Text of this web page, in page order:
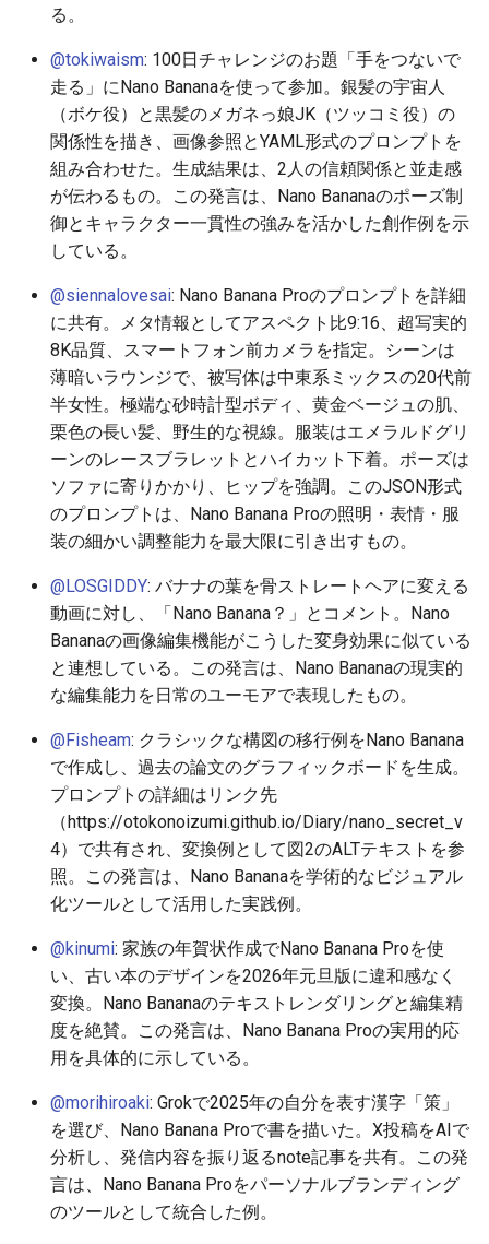
2026-06-11
2026-06-10
2026-06-09
2026-06-08
2026-06-06
2026-06-05
2026-06-04
2026-06-03
2026-06-02
2026-06-01
2026-05-31
2026-05-30
2026-05-29
2026-05-28
2026-05-27
2026-05-25
2026-05-24
2026-05-22
2026-05-21
2025-11-26
2025-11-25
2025-11-24
2025-11-23
2025-11-21
2025-11-20
2025-11-19
2025-11-18
2025-11-17
2025-11-16
2025-11-15
2025-11-14
2025-11-13
2025-11-12
2025-11-11
2025-11-09
2025-11-08
2025-11-06
2025-11-05
2026-06-11
2026-06-10
2026-06-09
2026-06-08
2026-06-06
2026-06-05
2026-06-04
2026-06-03
2026-06-02
2026-06-01
2026-05-31
2026-05-30
2026-05-29
2026-05-28
2026-05-27
2026-05-25
2026-05-24
2026-05-22
2026-05-21
2025-11-26
2025-11-25
2025-11-24
2025-11-23
2025-11-21
2025-11-20
2025-11-19
2025-11-18
2025-11-17
2025-11-16
2025-11-15
2025-11-14
2025-11-13
2025-11-12
2025-11-11
2025-11-09
2025-11-08
2025-11-06
2025-11-05
2026-06-09
2026-06-08
2026-06-07
2026-06-06
2026-06-05
2026-06-03
2026-06-02
2026-06-01
2026-05-31
2026-05-30
2026-05-29
2026-05-28
2026-05-27
2026-05-26
2026-05-25
2026-05-24
2026-05-22
2026-05-21
2026-05-19
2026-05-18
2026-06-09
2026-06-07
2026-06-06
2026-06-05
2026-06-03
2026-06-02
2026-05-31
2026-05-30
2026-05-29
2026-05-28
2026-05-27
2026-05-26
2026-05-25
2026-05-24
2026-05-23
2026-05-21
2026-05-20
2026-05-18
2026-05-17
2025-11-26
2025-11-25
2025-11-24
2025-11-23
2025-11-21
2025-11-20
2025-11-19
2025-11-18
2025-11-17
2025-11-16
2025-11-15
2025-11-14
2025-11-13
2025-11-12
2025-11-11
2025-11-09
2025-11-08
2025-11-06
2025-11-05
2026-06-11
2026-06-10
2026-06-09
2026-06-08
2026-06-06
2026-06-05
2026-06-04
2026-06-03
2026-06-02
2026-06-01
2026-05-31
2026-05-30
2026-05-29
2026-05-28
2026-05-27
2026-05-25
2026-05-24
2026-05-22
2026-05-21
2026-06-05
2026-06-04
2026-06-03
2026-06-02
2026-05-31
2026-05-30
る。
@tokiwaism: 100日チャレンジのお題「手をつないで
走る」にNano Bananaを使って参加。銀髪の宇宙人
（ボケ役）と黒髪のメガネっ娘JK（ツッコミ役）の
関係性を描き、画像参照とYAML形式のプロンプトを
組み合わせた。生成結果は、2人の信頼関係と並走感
が伝わるもの。この発言は、Nano Bananaのポーズ制
御とキャラクター一貫性の強みを活かした創作例を示
している。
@siennalovesai: Nano Banana Proのプロンプトを詳細
に共有。メタ情報としてアスペクト比9:16、超写実的
8K品質、スマートフォン前カメラを指定。シーンは
薄暗いラウンジで、被写体は中東系ミックスの20代前
半女性。極端な砂時計型ボディ、黄金ベージュの肌、
栗色の長い髪、野生的な視線。服装はエメラルドグリ
ーンのレースブラレットとハイカット下着。ポーズは
ソファに寄りかかり、ヒップを強調。このJSON形式
のプロンプトは、Nano Banana Proの照明・表情・服
装の細かい調整能力を最大限に引き出すもの。
@LOSGIDDY: バナナの葉を骨ストレートヘアに変える
動画に対し、「Nano Banana？」とコメント。Nano
Bananaの画像編集機能がこうした変身効果に似ている
と連想している。この発言は、Nano Bananaの現実的
な編集能力を日常のユーモアで表現したもの。
@Fisheam: クラシックな構図の移行例をNano Banana
で作成し、過去の論文のグラフィックボードを生成。
プロンプトの詳細はリンク先
（https://otokonoizumi.github.io/Diary/nano_secret_v
4）で共有され、変換例として図2のALTテキストを参
照。この発言は、Nano Bananaを学術的なビジュアル
化ツールとして活用した実践例。
@kinumi: 家族の年賀状作成でNano Banana Proを使
い、古い本のデザインを2026年元旦版に違和感なく
変換。Nano Bananaのテキストレンダリングと編集精
度を絶賛。この発言は、Nano Banana Proの実用的応
用を具体的に示している。
@morihiroaki: Grokで2025年の自分を表す漢字「策」
を選び、Nano Banana Proで書を描いた。X投稿をAIで
分析し、発信内容を振り返るnote記事を共有。この発
言は、Nano Banana Proをパーソナルブランディング
のツールとして統合した例。